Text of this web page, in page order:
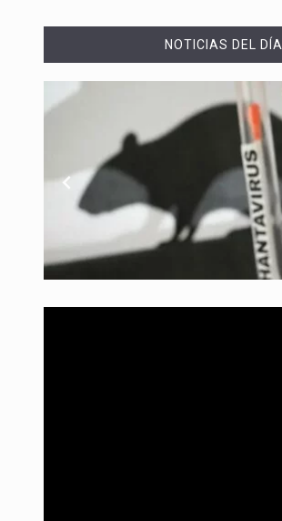
NOTICIAS DEL DÍA